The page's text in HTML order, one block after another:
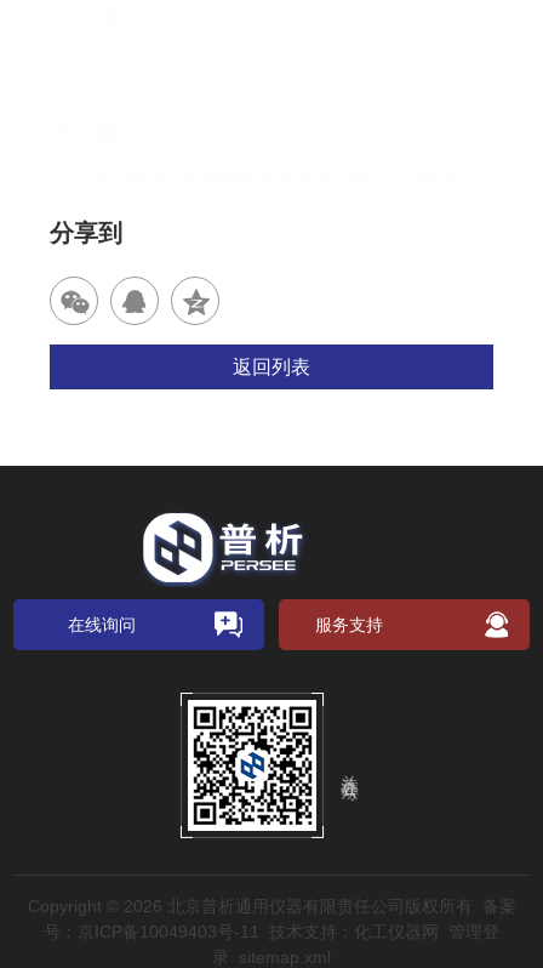
分享到
返回列表
在线询问 服务支持
Copyright © 2026 北京普析通用仪器有限责任公司版权所有
备案
号：京ICP备10049403号-11
技术支持： 化工仪器网
管理登
录
sitemap.xml